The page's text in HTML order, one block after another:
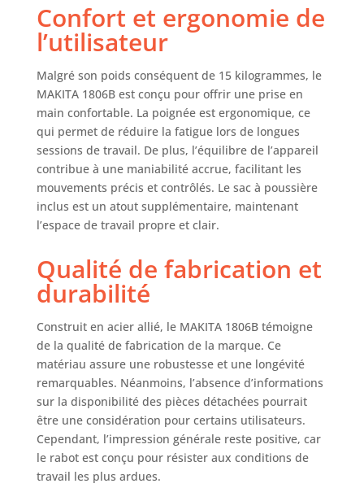
Confort et ergonomie de
l’utilisateur
Malgré son poids conséquent de 15 kilogrammes, le
MAKITA 1806B est conçu pour offrir une prise en
main confortable. La poignée est ergonomique, ce
qui permet de réduire la fatigue lors de longues
sessions de travail. De plus, l’équilibre de l’appareil
contribue à une maniabilité accrue, facilitant les
mouvements précis et contrôlés. Le sac à poussière
inclus est un atout supplémentaire, maintenant
l’espace de travail propre et clair.
Qualité de fabrication et
durabilité
Construit en acier allié, le MAKITA 1806B témoigne
de la qualité de fabrication de la marque. Ce
matériau assure une robustesse et une longévité
remarquables. Néanmoins, l’absence d’informations
sur la disponibilité des pièces détachées pourrait
être une considération pour certains utilisateurs.
Cependant, l’impression générale reste positive, car
le rabot est conçu pour résister aux conditions de
travail les plus ardues.